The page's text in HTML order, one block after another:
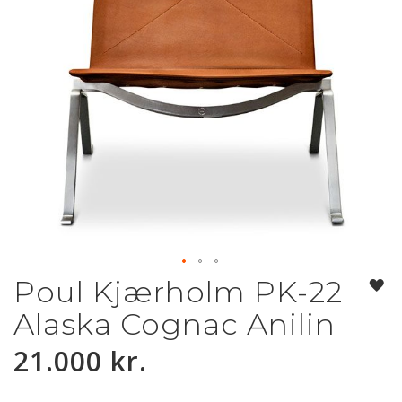
Gå
til
starten
af
billedgalleriet
Poul Kjærholm PK-22
Alaska Cognac Anilin
21.000 kr.